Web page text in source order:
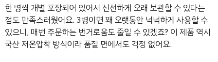
한 병씩 개별 포장되어 있어서 신선하게 오래 보관할 수 있다는
점도 만족스러웠어요. 3병이면 꽤 오랫동안 넉넉하게 사용할 수
있으니, 매번 주문하는 번거로움도 줄일 수 있겠죠? 이 제품 역시
국산 저온압착 방식이라 품질 면에서도 걱정 없어요.